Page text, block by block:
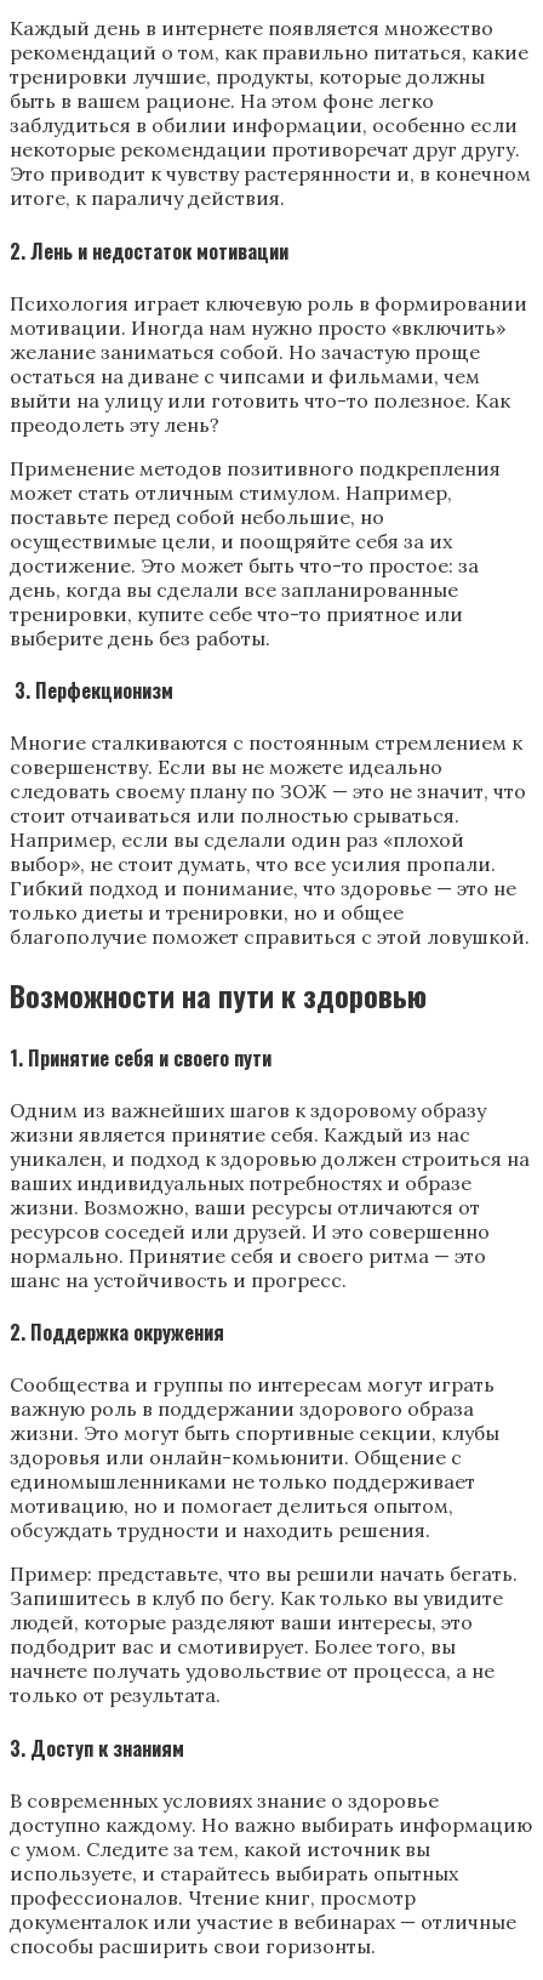
Каждый день в интернете появляется множество
рекомендаций о том, как правильно питаться, какие
тренировки лучшие, продукты, которые должны
быть в вашем рационе. На этом фоне легко
заблудиться в обилии информации, особенно если
некоторые рекомендации противоречат друг другу.
Это приводит к чувству растерянности и, в конечном
итоге, к параличу действия.
2. Лень и недостаток мотивации
Психология играет ключевую роль в формировании
мотивации. Иногда нам нужно просто «включить»
желание заниматься собой. Но зачастую проще
остаться на диване с чипсами и фильмами, чем
выйти на улицу или готовить что-то полезное. Как
преодолеть эту лень?
Применение методов позитивного подкрепления
может стать отличным стимулом. Например,
поставьте перед собой небольшие, но
осуществимые цели, и поощряйте себя за их
достижение. Это может быть что-то простое: за
день, когда вы сделали все запланированные
тренировки, купите себе что-то приятное или
выберите день без работы.
3. Перфекционизм
Многие сталкиваются с постоянным стремлением к
совершенству. Если вы не можете идеально
следовать своему плану по ЗОЖ — это не значит, что
стоит отчаиваться или полностью срываться.
Например, если вы сделали один раз «плохой
выбор», не стоит думать, что все усилия пропали.
Гибкий подход и понимание, что здоровье — это не
только диеты и тренировки, но и общее
благополучие поможет справиться с этой ловушкой.
Возможности на пути к здоровью
1. Принятие себя и своего пути
Одним из важнейших шагов к здоровому образу
жизни является принятие себя. Каждый из нас
уникален, и подход к здоровью должен строиться на
ваших индивидуальных потребностях и образе
жизни. Возможно, ваши ресурсы отличаются от
ресурсов соседей или друзей. И это совершенно
нормально. Принятие себя и своего ритма — это
шанс на устойчивость и прогресс.
2. Поддержка окружения
Сообщества и группы по интересам могут играть
важную роль в поддержании здорового образа
жизни. Это могут быть спортивные секции, клубы
здоровья или онлайн-комьюнити. Общение с
единомышленниками не только поддерживает
мотивацию, но и помогает делиться опытом,
обсуждать трудности и находить решения.
Пример: представьте, что вы решили начать бегать.
Запишитесь в клуб по бегу. Как только вы увидите
людей, которые разделяют ваши интересы, это
подбодрит вас и смотивирует. Более того, вы
начнете получать удовольствие от процесса, а не
только от результата.
3. Доступ к знаниям
В современных условиях знание о здоровье
доступно каждому. Но важно выбирать информацию
с умом. Следите за тем, какой источник вы
используете, и старайтесь выбирать опытных
профессионалов. Чтение книг, просмотр
документалок или участие в вебинарах — отличные
способы расширить свои горизонты.